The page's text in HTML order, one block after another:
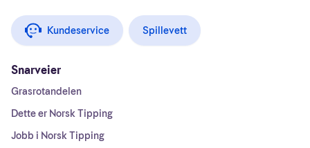
Kundeservice Spillevett
Snarveier
Grasrotandelen
Dette er Norsk Tipping
Jobb i Norsk Tipping